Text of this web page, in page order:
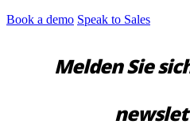
Zustandsüberwachung
Lagerhäuser
Book a demo Speak to Sales
Melden Sie